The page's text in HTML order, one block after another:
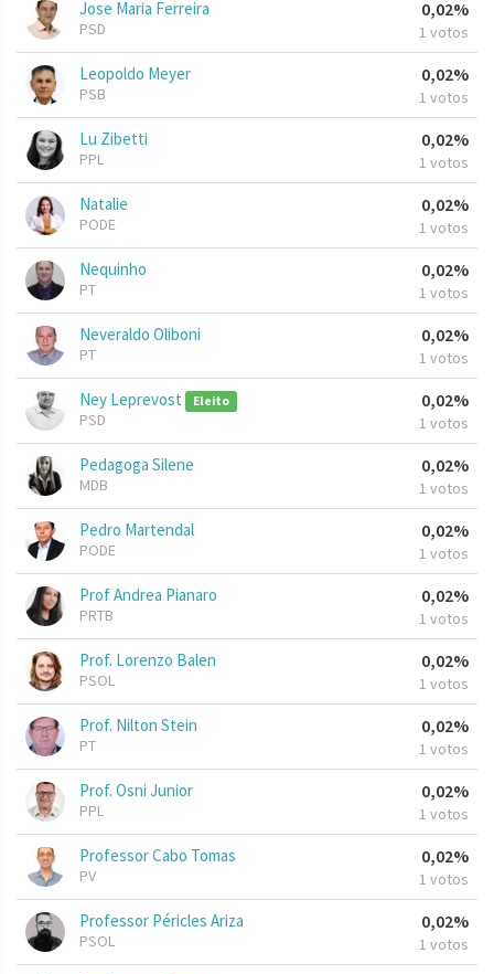
Jose Maria Ferreira
PSD
0,02%
1 votos
Leopoldo Meyer
PSB
0,02%
1 votos
Lu Zibetti
PPL
0,02%
1 votos
Natalie
PODE
0,02%
1 votos
Nequinho
PT
0,02%
1 votos
Neveraldo Oliboni
PT
0,02%
1 votos
Ney Leprevost Eleito
PSD
0,02%
1 votos
Pedagoga Silene
MDB
0,02%
1 votos
Pedro Martendal
PODE
0,02%
1 votos
Prof Andrea Pianaro
PRTB
0,02%
1 votos
Prof. Lorenzo Balen
PSOL
0,02%
1 votos
Prof. Nilton Stein
PT
0,02%
1 votos
Prof. Osni Junior
PPL
0,02%
1 votos
Professor Cabo Tomas
PV
0,02%
1 votos
Professor Péricles Ariza
PSOL
0,02%
1 votos